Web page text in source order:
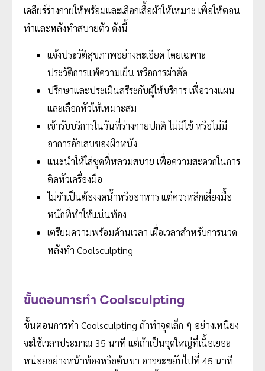
เคลียร์ร่างกายให้พร้อมและเลือกเสื้อผ้าให้เหมาะ เพื่อให้ตอน
ทำและหลังทำสบายตัว ดังนี้
แจ้งประวัติสุขภาพอย่างละเอียด โดยเฉพาะ
ประวัติการแพ้ความเย็น หรือการผ่าตัด
ปรึกษาและประเมินสรีระกับผู้ให้บริการ เพื่อวางแผน
และเลือกหัวให้เหมาะสม
เข้ารับบริการในวันที่ร่างกายปกติ ไม่มีไข้ หรือไม่มี
อาการอักเสบของผิวหนัง
แนะนำให้ใส่ชุดที่หลวมสบาย เพื่อความสะดวกในการ
ติดหัวเครื่องมือ
ไม่จำเป็นต้องงดน้ำหรืออาหาร แต่ควรหลีกเลี่ยงมื้อ
หนักที่ทำให้แน่นท้อง
เตรียมความพร้อมด้านเวลา เผื่อเวลาสำหรับการนวด
หลังทำ Coolsculpting
ขั้นตอนการทำ Coolsculpting
ขั้นตอนการทำ Coolsculpting ถ้าทำจุดเล็ก ๆ อย่างเหนียง
จะใช้เวลาประมาณ 35 นาที แต่ถ้าเป็นจุดใหญ่ที่เนื้อเยอะ
หน่อยอย่างหน้าท้องหรือต้นขา อาจจะขยับไปที่ 45 นาที